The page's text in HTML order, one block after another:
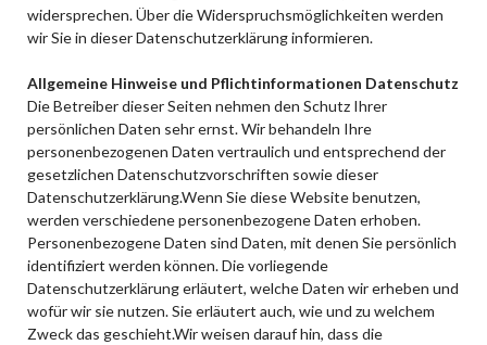
widersprechen. Über die Widerspruchsmöglichkeiten werden
wir Sie in dieser Datenschutzerklärung informieren.
Allgemeine Hinweise und Pflichtinformationen Datenschutz
Die Betreiber dieser Seiten nehmen den Schutz Ihrer
persönlichen Daten sehr ernst. Wir behandeln Ihre
personenbezogenen Daten vertraulich und entsprechend der
gesetzlichen Datenschutzvorschriften sowie dieser
Datenschutzerklärung.Wenn Sie diese Website benutzen,
werden verschiedene personenbezogene Daten erhoben.
Personenbezogene Daten sind Daten, mit denen Sie persönlich
identifiziert werden können. Die vorliegende
Datenschutzerklärung erläutert, welche Daten wir erheben und
wofür wir sie nutzen. Sie erläutert auch, wie und zu welchem
Zweck das geschieht.Wir weisen darauf hin, dass die